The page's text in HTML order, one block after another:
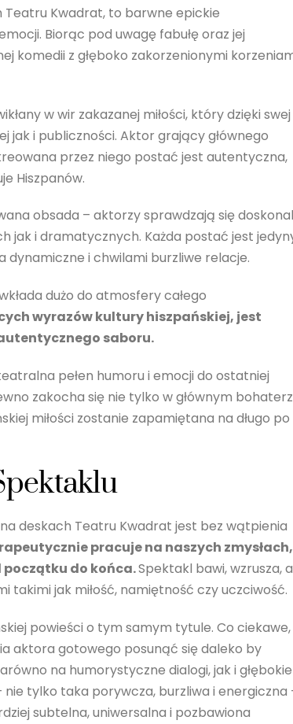
Teatru Kwadrat, to barwne epickie
Biorąc pod uwagę fabułę oraz jej
komedii z głęboko zakorzenionymi
w wir zakazanej miłości, który dzięki swej
jak i publiczności. Aktor grający głównego
przez niego postać jest autentyczna,
Hiszpanów.
obsada – aktorzy sprawdzają się
jak i dramatycznych. Każda postać jest
dynamiczne i chwilami burzliwe relacje.
dużo do atmosfery całego
wyrazów kultury hiszpańskiej, jest
saboru.
pełen humoru i emocji do ostatniej
zakocha się nie tylko w głównym
miłości zostanie zapamiętana na długo po
deskach Teatru Kwadrat jest bez wątpienia
pracuje na naszych zmysłach,
początku do końca.Spektakl bawi, wzrusza,
takimi jak miłość, namiętność czy uczciwość.
powieści o tym samym tytule. Co ciekawe,
aktora gotowego posunąć się daleko by
na humorystyczne dialogi, jak i głębokie
tylko taka porywcza, burzliwa i energiczna
subtelna, uniwersalna i pozbawiona